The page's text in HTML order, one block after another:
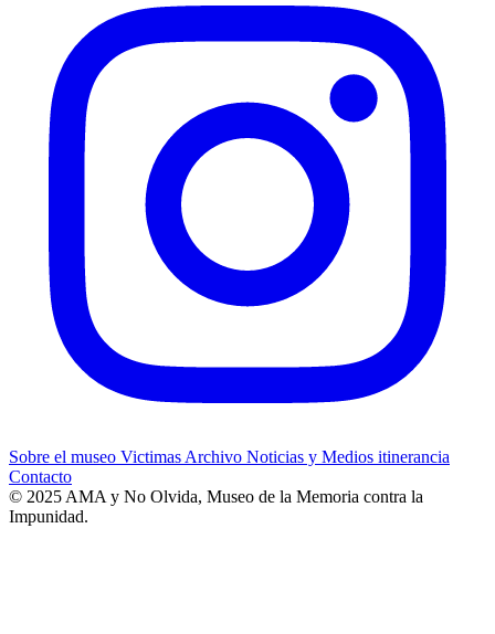
Sobre el museo Victimas Archivo Noticias y Medios itinerancia
Contacto
© 2025 AMA y No Olvida, Museo de la Memoria contra la
Impunidad.